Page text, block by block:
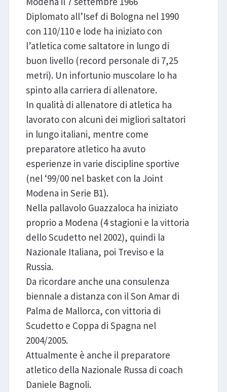
Diplomato all’Isef di Bologna nel 1990
con 110/110 e lode ha iniziato con
l’atletica come saltatore in lungo di
buon livello (record personale di 7,25
metri). Un infortunio muscolare lo ha
spinto alla carriera di allenatore.
In qualità di allenatore di atletica ha
lavorato con alcuni dei migliori saltatori
in lungo italiani, mentre come
preparatore atletico ha avuto
esperienze in varie discipline sportive
(nel ‘99/00 nel basket con la Joint
Modena in Serie B1).
Nella pallavolo Guazzaloca ha iniziato
proprio a Modena (4 stagioni e la vittoria
dello Scudetto nel 2002), quindi la
Nazionale Italiana, poi Treviso e la
Russia.
Da ricordare anche una consulenza
biennale a distanza con il Son Amar di
Palma de Mallorca, con vittoria di
Scudetto e Coppa di Spagna nel
2004/2005.
Attualmente è anche il preparatore
atletico della Nazionale Russa di coach
Daniele Bagnoli.